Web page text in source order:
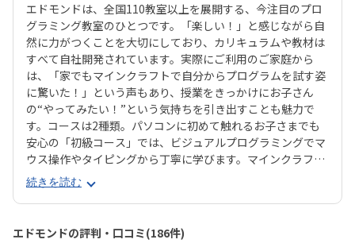
エドモンドは、全国110教室以上を展開する、今注目のプロ
グラミング教室のひとつです。「楽しい！」と感じながら自
然に力がつくことを大切にしており、カリキュラムや教材は
すべて自社開発されています。実際にご利用のご家庭から
は、「家でもマインクラフトで自分からプログラムを試す姿
に驚いた！」という声もあり、授業をきっかけにお子さん
の“やってみたい！”という気持ちを引き出すことも魅力で
す。コースは2種類。パソコンに初めて触れるお子さまでも
安心の「初級コース」では、ビジュアルプログラミングでマ
ウス操作やタイピングから丁寧に学びます。マインクラフト
の世界でキャラクター「エージェント」に命令を出しなが
ら、プログラミングを体験的に習得できます。より本格的に
学びたい方向けの「中級コース」では、プログラミング言語
「JavaScript」を使ったテキストプログラミングに挑戦。ゲ
ーム感覚でステージをクリアしていく中で、関数や条件分岐
続きを読む
エドモンドの評判・口コミ(186件)